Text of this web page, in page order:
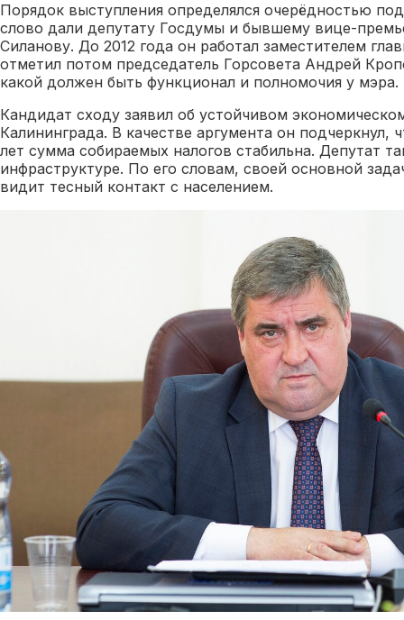
Порядок выступления определялся очерёдностью
слово дали депутату Госдумы и бывшему вице-
Силанову. До 2012 года он работал заместителем
отметил потом председатель Горсовета Андрей
какой должен быть функционал и полномочия у мэра.
Кандидат сходу заявил об устойчивом
Калининграда. В качестве аргумента он подчеркнул,
лет сумма собираемых налогов стабильна. Депутат
инфраструктуре. По его словам, своей основной
видит тесный контакт с населением.